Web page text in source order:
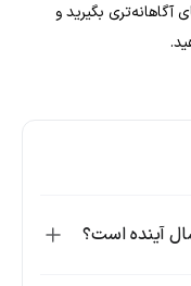
آگاهانه‌تری بگیرید و
آینده است؟